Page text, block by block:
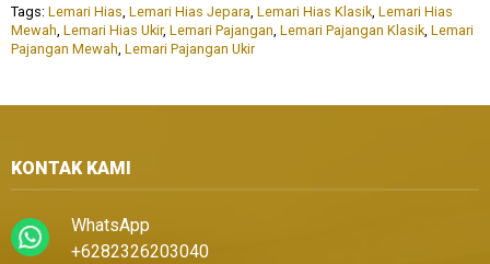
Tags: Lemari Hias, Lemari Hias Jepara, Lemari Hias Klasik, Lemari Hias
Mewah, Lemari Hias Ukir, Lemari Pajangan, Lemari Pajangan Klasik, Lemari
Pajangan Mewah, Lemari Pajangan Ukir
KONTAK KAMI
WhatsApp
+6282326203040